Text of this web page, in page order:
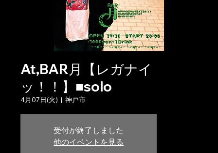
At,BAR月【レガナイ
ッ！！】■solo
4月07日(火)
  |
神戸市
受付が終了しました
他のイベントを見る